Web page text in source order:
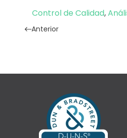
Control de Calidad,
Anterior